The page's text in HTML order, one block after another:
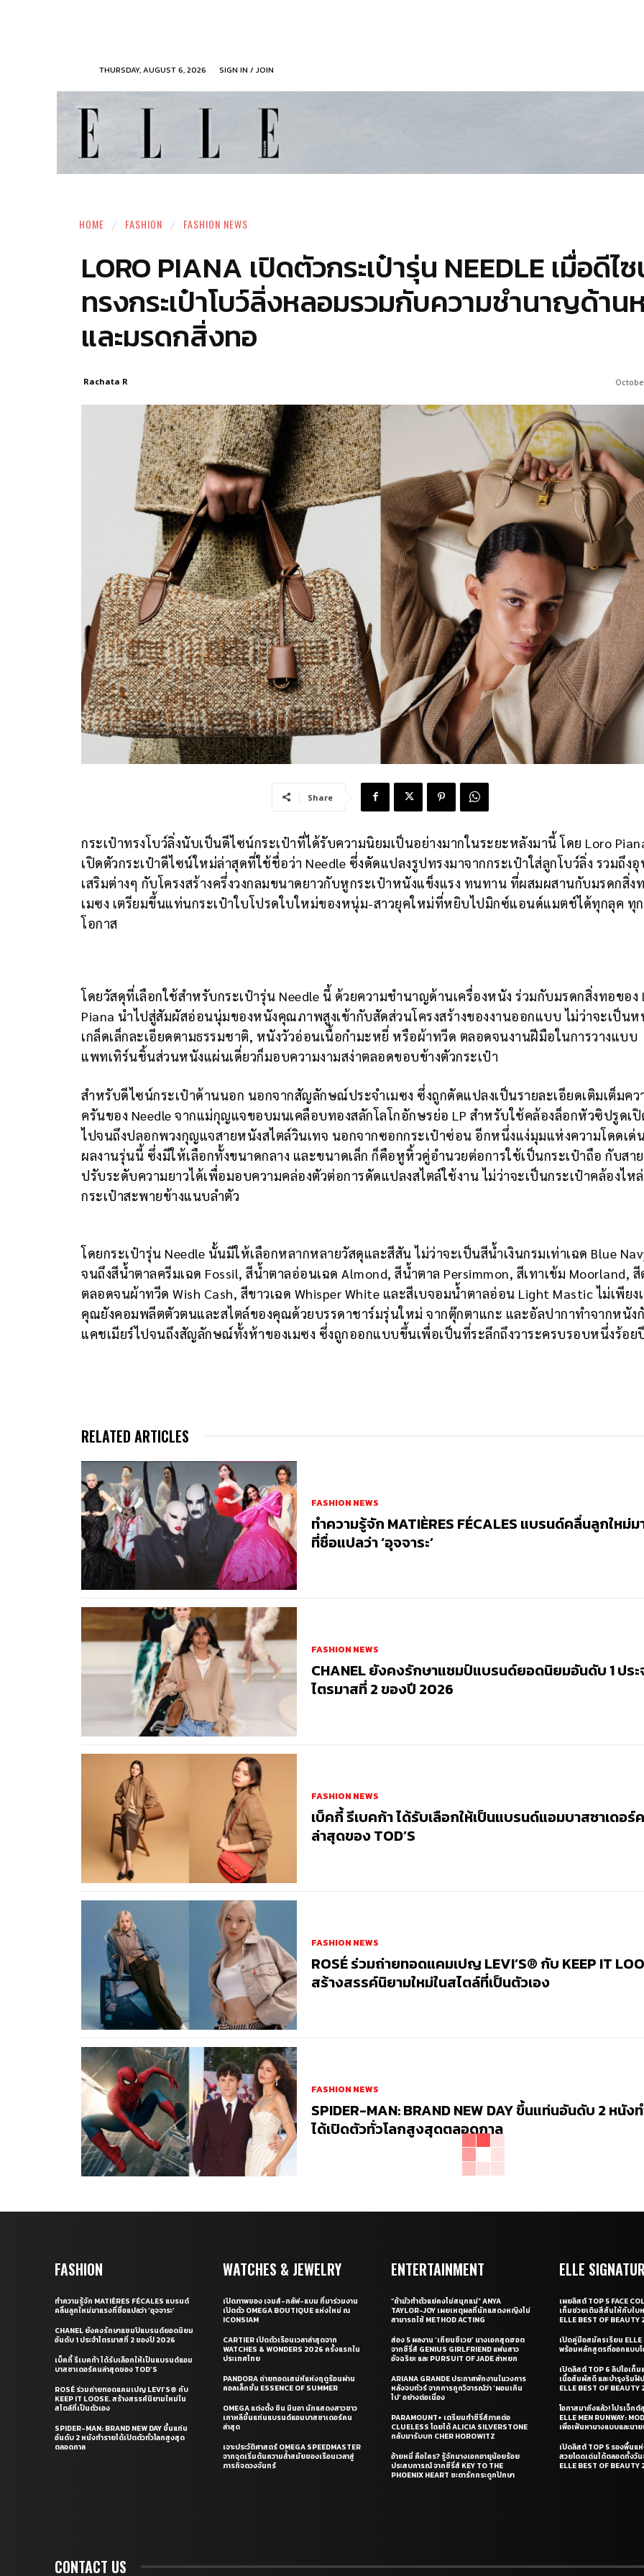
THURSDAY, AUGUST 6, 2026 SIGN IN / JOIN
HOME FASHION FASHION NEWS
LORO PIANA เปิดตัวกระเป๋ารุ่น NEEDLE เมื่อดีไ
ทรงกระเป๋าโบว์ลิ่งหลอมรวมกับความชำนาญด้าน
และมรดกสิ่งทอ
Rachata R
Share
กระเป๋าทรงโบว์ลิ่งนับเป็นดีไซน์กระเป๋าที่ได้รับความนิยมเป็นอย่างมากในระยะหลังมานี้ โดย Loro
เปิดตัวกระเป๋าดีไซน์ใหม่ล่าสุดที่ใช้ชื่อว่า Needle ซึ่งดัดแปลงรูปทรงมาจากกระเป๋าใส่ลูกโบว์ลิ่ง รวมถึง
เสริมต่างๆ กับโครงสร้างครึ่งวงกลมขนาดยาวกับหูกระเป๋าหนังแข็งแรง ทนทาน ที่ผสมผสานกับมรดกสิ่ง
เมซง เตรียมขึ้นแท่นกระเป๋าใบโปรดใบใหม่ของหนุ่ม-สาวยุคใหม่ที่หยิบไปมิกซ์แอนด์แมตช์ได้ทุกลุค ทุก
โอกาส
โดยวัสดุที่เลือกใช้สำหรับกระเป๋ารุ่น Needle นี้ ด้วยความชำนาญด้านเครื่องหนัง ร่วมกับมรดกสิ่งทอของ
Piana นำไปสู่สัมผัสอ่อนนุ่มของหนังคุณภาพสูงเข้ากับสัดส่วนโครงสร้างของงานออกแบบ ไม่ว่าจะเป็นห
เกล็ดเล็กละเอียดตามธรรมชาติ, หนังวัวอ่อนเนื้อกำมะหยี่ หรือผ้าทวีด ตลอดจนงานฝีมือในการวางแบบ
แพทเทิร์นชิ้นส่วนหนังแผ่นเดี่ยวก็มอบความงามสง่าตลอดขอบข้างตัวกระเป๋า
สำหรับดีไซน์กระเป๋าด้านนอก นอกจากสัญลักษณ์ประจำเมซง ซึ่งถูกดัดแปลงเป็นรายละเอียดเติมเต็มคว
ครันของ Needle จากแม่กุญแจขอบมนเคลือบทองสลักโลโกอักษรย่อ LP สำหรับใช้คล้องล็อกหัวซิปรูดเ
ไปจนถึงปลอกพวงกุญแจสายหนังสไตล์วินเทจ นอกจากซอกกระเป๋าซ่อน อีกหนึ่งแง่มุมแห่งความโดดเด่
ผลงานรุ่นนี้ ซึ่งมีให้เลือกทั้งขนาดกลาง และขนาดเล็ก ก็คือหูหิ้วคู่อำนวยต่อการใช้เป็นกระเป๋าถือ กับสา
ปรับระดับความยาวได้เพื่อมอบความคล่องตัวต่อการดัดแปลงสไตล์ใช้งาน ไม่ว่าจะเป็นกระเป๋าคล้องไห
กระเป๋าสะพายข้างแนบลำตัว
โดยกระเป๋ารุ่น Needle นั้นมีให้เลือกหลากหลายวัสดุและสีสัน ไม่ว่าจะเป็นสีน้ำเงินกรมเท่าเฉด Blue
จนถึงสีน้ำตาลครีมเฉด Fossil, สีน้ำตาลอ่อนเฉด Almond, สีน้ำตาล Persimmon, สีเทาเข้ม Moorland, สี
ตลอดจนผ้าทวีด Wish Cash, สีขาวเฉด Whisper White และสีเบจอมน้ำตาลอ่อน Light Mastic ไม่เพียง
คุณยังคอมพลีตตัวตนและสไตล์ของคุณด้วยบรรดาชาร์มรุ่นใหม่ จากตุ๊กตาแกะ และอัลปากาทำจากหนัง
แคชเมียร์ไปจนถึงสัญลักษณ์ทั้งห้าของเมซง ซึ่งถูกออกแบบขึ้นเพื่อเป็นที่ระลึกถึงวาระครบรอบหนึ่งร้อย
RELATED ARTICLES
FASHION NEWS
ทำความรู้จัก MATIÈRES FÉCALES แบรนด์คลื่นลูกใหม่
ที่ชื่อแปลว่า ‘อุจจาระ’
FASHION NEWS
CHANEL ยังคงรักษาแชมป์แบรนด์ยอดนิยมอันดับ 1 ประ
ไตรมาสที่ 2 ของปี 2026
FASHION NEWS
เบ็คกี้ รีเบคก้า ได้รับเลือกให้เป็นแบรนด์แอมบาสซาเดอร์
ล่าสุดของ TOD’S
FASHION NEWS
ROSÉ ร่วมถ่ายทอดแคมเปญ LEVI’S® กับ KEEP IT
สร้างสรรค์นิยามใหม่ในสไตล์ที่เป็นตัวเอง
FASHION NEWS
SPIDER-MAN: BRAND NEW DAY ขึ้นแท่นอันดับ 2 หนัง
ได้เปิดตัวทั่วโลกสูงสุดตลอดกาล
FASHION
ทำความรู้จัก MATIÈRES FÉCALES แบรนด์
คลื่นลูกใหม่มาแรงที่ชื่อแปลว่า ‘อุจจาระ’
CHANEL ยังคงรักษาแชมป์แบรนด์ยอดนิยม
อันดับ 1 ประจำไตรมาสที่ 2 ของปี 2026
เบ็คกี้ รีเบคก้า ได้รับเลือกให้เป็นแบรนด์แอม
บาสซาเดอร์คนล่าสุดของ TOD’S
ROSÉ ร่วมถ่ายทอดแคมเปญ LEVI’S® กับ
KEEP IT LOOSE. สร้างสรรค์นิยามใหม่ใน
สไตล์ที่เป็นตัวเอง
SPIDER-MAN: BRAND NEW DAY ขึ้นแท่น
อันดับ 2 หนังทำรายได้เปิดตัวทั่วโลกสูงสุด
ตลอดกาล
WATCHES & JEWELRY
เปิดภาพของ เจมส์-กลัฟ-แบม ที่มาร่วมงาน
เปิดตัว OMEGA BOUTIQUE แห่งใหม่ ณ
ICONSIAM
CARTIER เปิดตัวเรือนเวลาล่าสุดจาก
WATCHES & WONDERS 2026 ครั้งแรกใน
ประเทศไทย
PANDORA ถ่ายทอดเสน่ห์แห่งฤดูร้อนผ่าน
คอลเล็กชั่น ESSENCE OF SUMMER
OMEGA แต่งตั้ง ชิน มินอา นักแสดงสาวชาว
เกาหลีขึ้นแท่นแบรนด์แอมบาสซาเดอร์คน
ล่าสุด
เจาะประวัติศาสตร์ OMEGA SPEEDMASTER
จากจุดเริ่มต้นความล้ำสมัยของเรือนเวลาสู่
ภารกิจดวงจันทร์
ENTERTAINMENT
“ถ้ามัวทำตัวแย่คงไม่สนุกแน่” ANYA
TAYLOR-JOY เผยเหตุผลที่นักแสดงหญิงไม่
สามารถใช้ METHOD ACTING
ส่อง 5 ผลงาน ‘เถียนซีเวย’ นางเอกสุดฮอต
จากซีรี่ส์ GENIUS GIRLFRIEND แฟนสาว
อัจฉริยะ และ PURSUIT OF JADE ล่าหยก
ARIANA GRANDE ประกาศพักงานในวงการ
หลังจบทัวร์ จากการถูกวิจารณ์ว่า ‘ผอมเกิน
ไป’ อย่างต่อเนื่อง
PARAMOUNT+ เตรียมทำซีรี่ส์ภาคต่อ
CLUELESS โดยได้ ALICIA SILVERSTONE
กลับมารับบท CHER HOROWITZ
อ้ายหมี่ คือใคร? รู้จักนางเอกอายุน้อยร้อย
ประสบการณ์ จากซีรี่ส์ KEY TO THE
PHOENIX HEART ชะตารักกระดูกปักษา
ELLE
เผยลิสต์ TOP 5 FACE
เท็มช่วยเติมสีสันให้กับใบ
ELLE BEST OF BEAUTY
เปิดคู่มือสมัครเรียน ELLE
พร้อมหลักสูตรที่ออกแบบ
เปิดลิสต์ TOP 6 ลิปไอเท็
เนื้อสัมผัสดี และบำรุงริมฝี
ELLE BEST OF BEAUTY
โอกาสมาถึงแล้ว! โปรเจ็กต์
ELLE MEN RUNWAY:
เพื่อเฟ้นหานางแบบและนา
เปิดลิสต์ TOP 5 รองพื้นแ
สวยโดดเด่นได้ตลอดทั้งวัน
ELLE BEST OF BEAUTY
CONTACT US